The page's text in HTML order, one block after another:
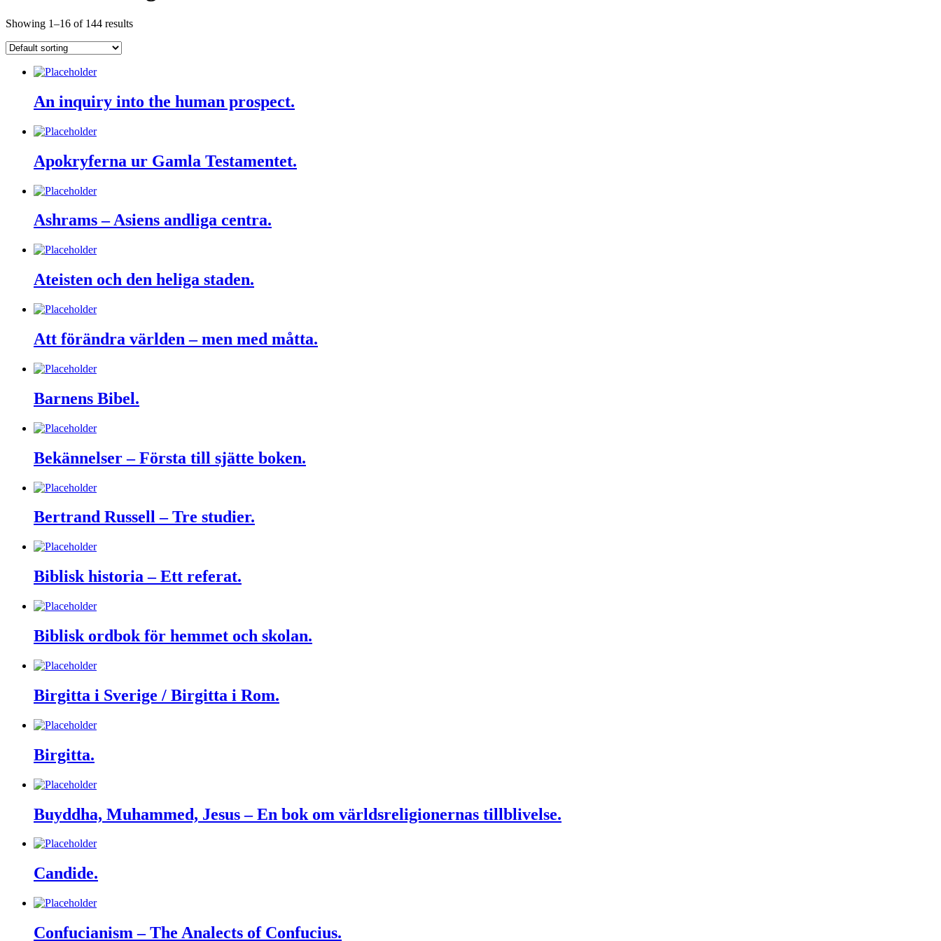
Showing 1–16 of 144 results
An inquiry into the human prospect.
Apokryferna ur Gamla Testamentet.
Ashrams – Asiens andliga centra.
Ateisten och den heliga staden.
Att förändra världen – men med måtta.
Barnens Bibel.
Bekännelser – Första till sjätte boken.
Bertrand Russell – Tre studier.
Biblisk historia – Ett referat.
Biblisk ordbok för hemmet och skolan.
Birgitta i Sverige / Birgitta i Rom.
Birgitta.
Buyddha, Muhammed, Jesus – En bok om världsreligionernas tillblivelse.
Candide.
Confucianism – The Analects of Confucius.